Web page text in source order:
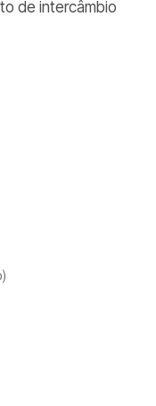
de intercâmbio